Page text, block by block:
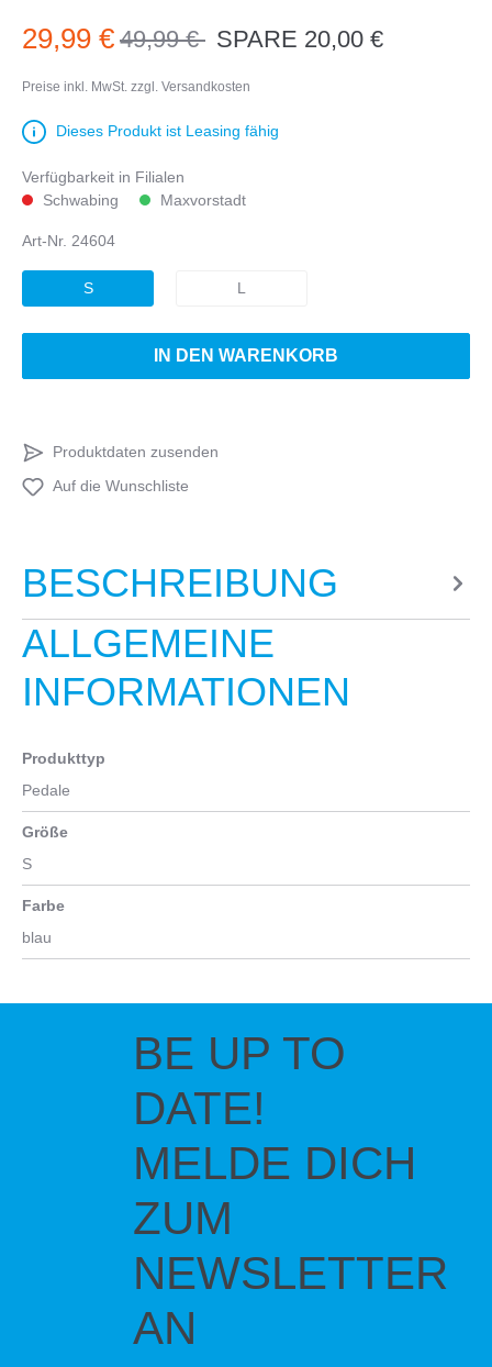
29,99 € 49,99 € SPARE 20,00 €
Preise inkl. MwSt. zzgl. Versandkosten
Dieses Produkt ist Leasing fähig
Verfügbarkeit in Filialen
Schwabing
Maxvorstadt
Art-Nr. 24604
S L
IN DEN WARENKORB
Produktdaten zusenden
Auf die Wunschliste
BESCHREIBUNG
ALLGEMEINE
INFORMATIONEN
Produkttyp
Pedale
Größe
S
Farbe
blau
BE UP TO
DATE!
MELDE DICH
ZUM
NEWSLETTER
AN